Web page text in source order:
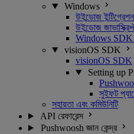
Windows
উইন্ডোজ
উইন্ডোজ
Windows SDK
visionOS SDK
visionOS SDK
Setting up
সুইফট
সহায়তা এবং কমিউনিটি
API রেফারেন্স
Pushwoosh জ্ঞান কেন্দ্র